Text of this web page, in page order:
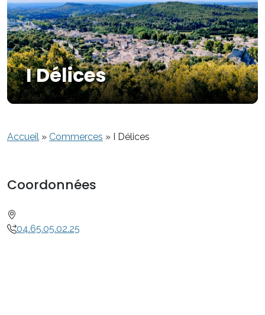
I Délices
Accueil » Commerces » I Délices
Coordonnées
04.65.05.02.25